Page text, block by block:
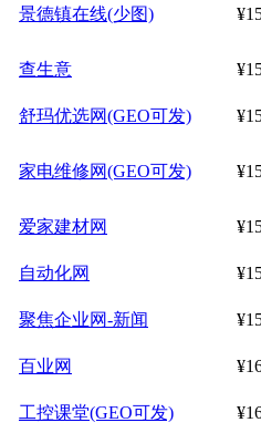
景德镇在线(少图)
查生意
舒玛优选网(GEO可发)
家电维修网(GEO可发)
爱家建材网
自动化网
聚焦企业网-新闻
百业网
工控课堂(GEO可发)